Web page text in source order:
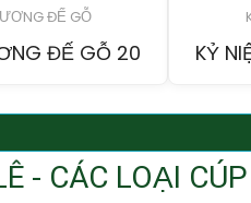
PHA LÊ
PHA LÊ PL265 KỶ
THỦY TINH
GIÁ RẺ
GIÁ RẺ 18 KỶ
ĐẾ GỖ
ĐẾ GỖ 20 KỶ
- CÁC LOẠI